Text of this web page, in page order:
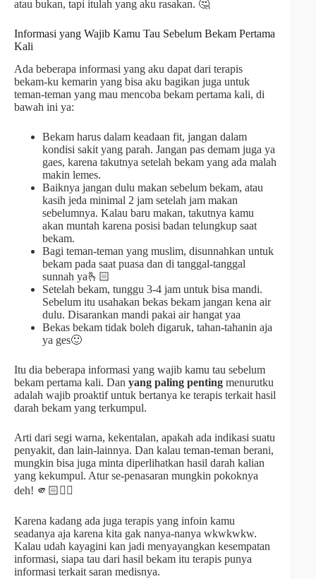
atau bukan, tapi itulah yang aku rasakan. 🤔
Informasi yang Wajib Kamu Tau Sebelum Bekam Pertama
Kali
Ada beberapa informasi yang aku dapat dari terapis
bekam-ku kemarin yang bisa aku bagikan juga untuk
teman-teman yang mau mencoba bekam pertama kali, di
bawah ini ya:
Bekam harus dalam keadaan fit, jangan dalam
kondisi sakit yang parah. Jangan pas demam juga ya
gaes, karena takutnya setelah bekam yang ada malah
makin lemes.
Baiknya jangan dulu makan sebelum bekam, atau
kasih jeda minimal 2 jam setelah jam makan
sebelumnya. Kalau baru makan, takutnya kamu
akan muntah karena posisi badan telungkup saat
bekam.
Bagi teman-teman yang muslim, disunnahkan untuk
bekam pada saat puasa dan di tanggal-tanggal
sunnah ya🫰🏻
Setelah bekam, tunggu 3-4 jam untuk bisa mandi.
Sebelum itu usahakan bekas bekam jangan kena air
dulu. Disarankan mandi pakai air hangat yaa
Bekas bekam tidak boleh digaruk, tahan-tahanin aja
ya ges🙂
Itu dia beberapa informasi yang wajib kamu tau sebelum
bekam pertama kali. Dan yang paling penting menurutku
adalah wajib proaktif untuk bertanya ke terapis terkait hasil
darah bekam yang terkumpul.
Arti dari segi warna, kekentalan, apakah ada indikasi suatu
penyakit, dan lain-lainnya. Dan kalau teman-teman berani,
mungkin bisa juga minta diperlihatkan hasil darah kalian
yang kekumpul. Atur se-penasaran mungkin pokoknya
deh! 🫵🏻🙂‍↕️
Karena kadang ada juga terapis yang infoin kamu
seadanya aja karena kita gak nanya-nanya wkwkwkw.
Kalau udah kayagini kan jadi menyayangkan kesempatan
informasi, siapa tau dari hasil bekam itu terapis punya
informasi terkait saran medisnya.